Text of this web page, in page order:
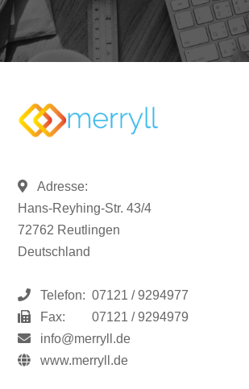
Adresse:
Hans-Reyhing-Str. 43/4
72762 Reutlingen
Deutschland
Telefon: 07121 / 9294977
Fax:
07121 / 9294979
info@merryll.de
www.merryll.de